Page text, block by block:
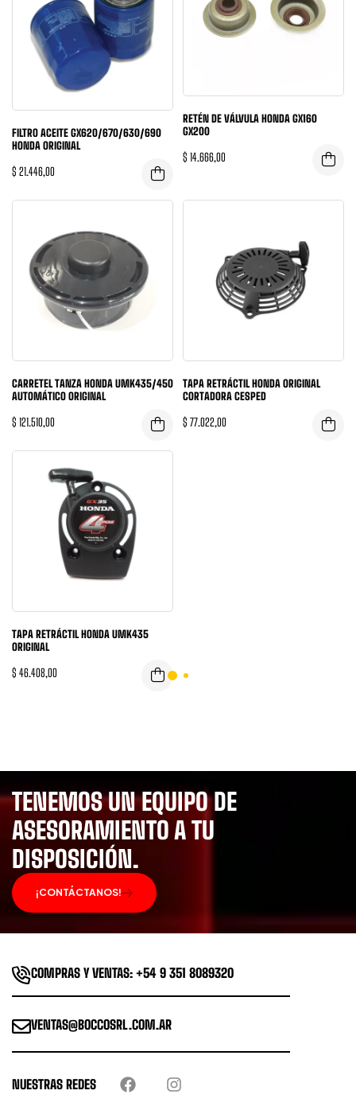
FILTRO ACEITE GX620/670/630/690
HONDA ORIGINAL
$ 21.446,00
RETÉN DE VÁLVULA HONDA GX160
GX200
$ 14.666,00
CARRETEL TANZA HONDA UMK435/450
AUTOMÁTICO ORIGINAL
$ 121.510,00
TAPA RETRÁCTIL HONDA ORIGINAL
CORTADORA CESPED
$ 77.022,00
TAPA RETRÁCTIL HONDA UMK435
ORIGINAL
$ 46.408,00
TENEMOS UN EQUIPO DE
ASESORAMIENTO A TU
DISPOSICIÓN.
¡CONTÁCTANOS!
COMPRAS Y VENTAS: +54 9 351 8089320
VENTAS@BOCCOSRL.COM.AR
NUESTRAS REDES